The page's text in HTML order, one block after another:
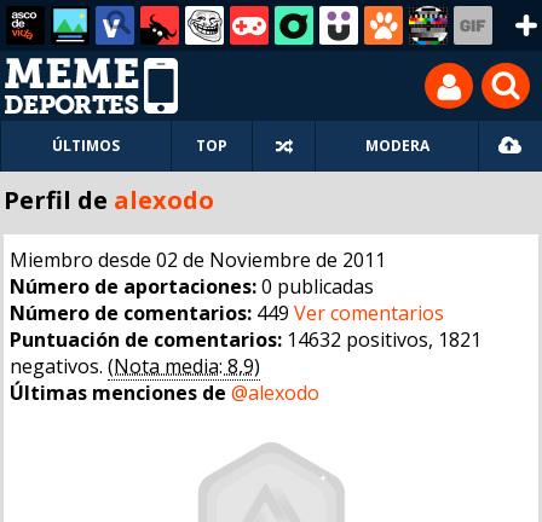
ÚLTIMOS TOP MODERA
Perfil de alexodo
Miembro desde 02 de Noviembre de 2011
Número de aportaciones:0 publicadas
Número de comentarios: 449 Ver comentarios
Puntuación de comentarios: 14632 positivos, 1821
negativos. (Nota media: 8,9)
Últimas menciones de @alexodo